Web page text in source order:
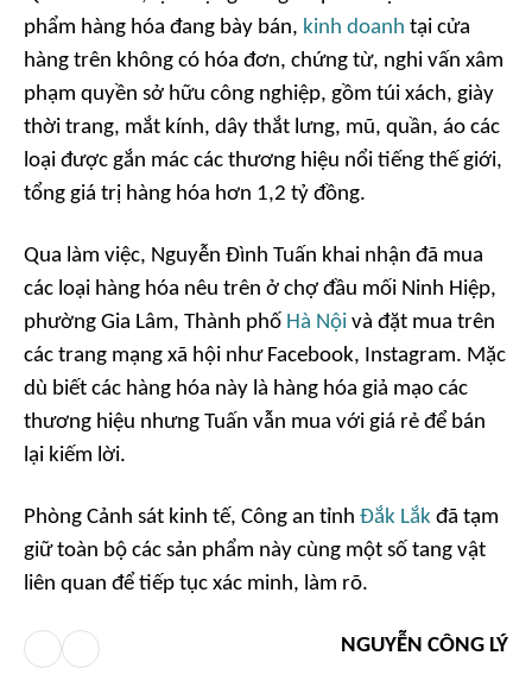
phẩm hàng hóa đang bày bán, kinh doanh tại cửa
hàng trên không có hóa đơn, chứng từ, nghi vấn xâm
phạm quyền sở hữu công nghiệp, gồm túi xách, giày
thời trang, mắt kính, dây thắt lưng, mũ, quần, áo các
loại được gắn mác các thương hiệu nổi tiếng thế giới,
tổng giá trị hàng hóa hơn 1,2 tỷ đồng.
Qua làm việc, Nguyễn Đình Tuấn khai nhận đã mua
các loại hàng hóa nêu trên ở chợ đầu mối Ninh Hiệp,
phường Gia Lâm, Thành phố Hà Nội và đặt mua trên
các trang mạng xã hội như Facebook, Instagram. Mặc
dù biết các hàng hóa này là hàng hóa giả mạo các
thương hiệu nhưng Tuấn vẫn mua với giá rẻ để bán
lại kiếm lời.
Phòng Cảnh sát kinh tế, Công an tỉnh Đắk Lắk đã tạm
giữ toàn bộ các sản phẩm này cùng một số tang vật
liên quan để tiếp tục xác minh, làm rõ.
NGUYỄN CÔNG LÝ